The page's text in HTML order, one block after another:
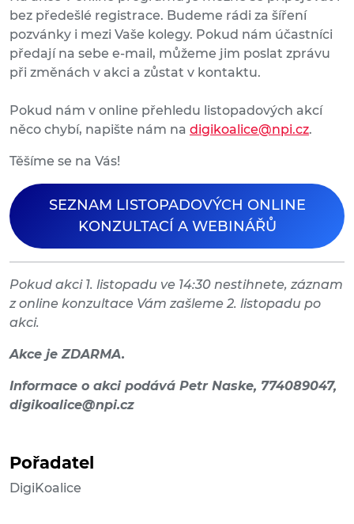
bez předešlé registrace. Budeme rádi za šíření
pozvánky i mezi Vaše kolegy. Pokud nám účastníci
předají na sebe e-mail, můžeme jim poslat zprávu
při změnách v akci a zůstat v kontaktu.
Pokud nám v online přehledu listopadových akcí
něco chybí, napište nám na digikoalice@npi.cz.
Těšíme se na Vás!
SEZNAM LISTOPADOVÝCH ONLINE
KONZULTACÍ A WEBINÁŘŮ
Pokud akci 1. listopadu ve 14:30 nestihnete, záznam
z online konzultace Vám zašleme 2. listopadu po
akci.
Akce je ZDARMA.
Informace o akci podává Petr Naske, 774089047,
digikoalice@npi.cz
Pořadatel
DigiKoalice